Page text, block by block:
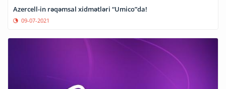
Azercell-in rəqəmsal xidmətləri “Umico”da!
09-07-2021